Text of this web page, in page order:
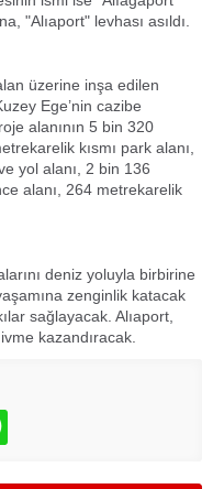
"Alıaport" levhası asıldı.
üzerine inşa edilen
Ege’nin cazibe
alanının 5 bin 320
kısmı park alanı,
yol alanı, 2 bin 136
alanı, 264 metrekarelik
deniz yoluyla birbirine
zenginlik katacak
sağlayacak. Alıaport,
kazandıracak.